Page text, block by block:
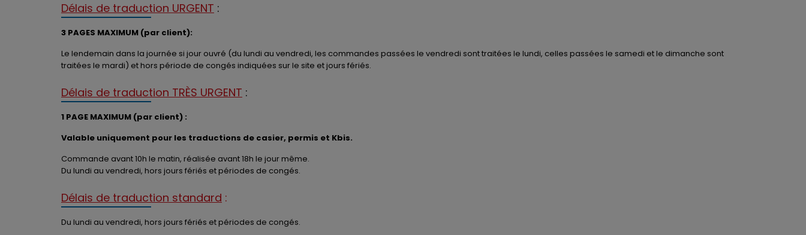
Délais de traduction URGENT :
3 PAGES MAXIMUM (par client):
Le lendemain dans la journée si jour ouvré (du lundi au vendredi, les commandes passées le vendredi sont traitées le lundi, celles passées le samedi et le dimanche sont
traitées le mardi) et hors période de congés indiquées sur le site et jours fériés.
Délais de traduction TRÈS URGENT :
1 PAGE MAXIMUM (par client) :
Valable uniquement pour les traductions de casier, permis et Kbis.
Commande avant 10h le matin, réalisée avant 18h le jour même.
Du lundi au vendredi, hors jours fériés et périodes de congés.
Délais de traduction standard :
Du lundi au vendredi, hors jours fériés et périodes de congés.